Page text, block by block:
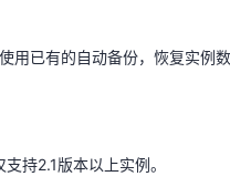
4G只要1.8折起！
恢复自身期间，对应时间点无
用已有的自动备份，恢复实例数
持2.1版本以上实例。